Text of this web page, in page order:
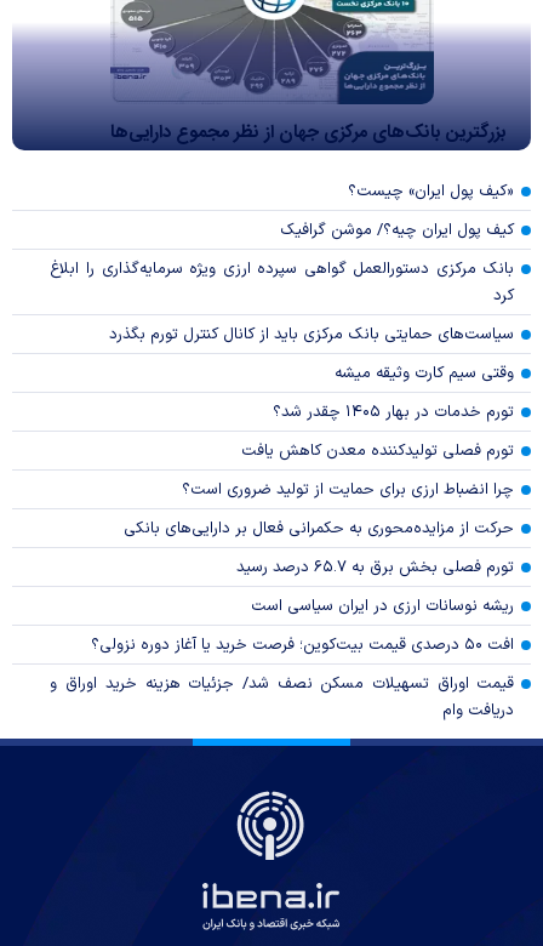
بزرگترین بانک‌های مرکزی جهان از نظر مجموع دارایی‌ها
«کیف پول ایران» چیست؟
کیف پول ایران چیه؟/ موشن گرافیک
بانک مرکزی دستورالعمل گواهی سپرده ارزی ویژه سرمایه‌گذاری را ابلاغ
کرد
سیاست‌های حمایتی بانک مرکزی باید از کانال کنترل تورم بگذرد
وقتی سیم کارت وثیقه میشه
تورم خدمات در بهار ۱۴۰۵ چقدر شد؟
تورم فصلی تولیدکننده معدن کاهش یافت
چرا انضباط ارزی برای حمایت از تولید ضروری است؟
حرکت از مزایده‌محوری به حکمرانی فعال بر دارایی‌های بانکی
تورم فصلی بخش برق به ۶۵.۷ درصد رسید
ریشه نوسانات ارزی در ایران سیاسی است
افت ۵۰ درصدی قیمت بیت‌کوین؛ فرصت خرید یا آغاز دوره نزولی؟
قیمت اوراق تسهیلات مسکن نصف شد/ جزئیات هزینه خرید اوراق و
دریافت وام